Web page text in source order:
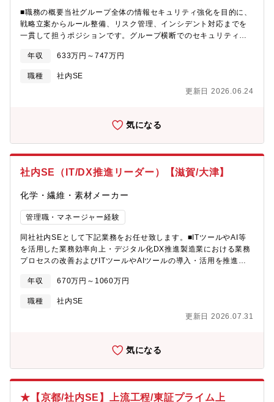
含むインフラ領域の強化を進めております。・インフラ、セキュ
リティ領域を中心にキャリアを積んでいただく事が可能です。・
同社全体のセキュリティ・インフラ領域推進における注力ソリュ
す。●ワークライフバランスを維持し働ける環境（全社平均残業時
革に取り組んでいます。【歓迎要件】・セキュリティ案件におい
て、顧客提案から要件定義等、上流工程の経験がある方・セキュ
■職務の概要当社グループ全体の情報セキュリティ強化を目的に、
戦略立案からルール整備、リスク管理、インシデント対応までを
一貫して担うポジションです。グループ横断でのセキュリティガ
に貢献していただきます。■組織のミッション当社グループにおけ
る情報セキュリティ戦略および中長期ロードマップを策定し、そ
の展開・施策の立案、実行、評価を担っています。事業拡大やデ
ジタル活用の進展に対応し、グループ全体で統一されたセキュリ
情報セキュリティ戦略の立案・関連規程・ガイドライン・方針の
報セキュリティ上の脅威・リスクへの対応・セキュリティインシ
リティ部■求人の背景事業領域の拡大やデジタル活用の加速に伴
重要となっています。今後のさらなる事業成長を支える基盤とし
て、関係会社を含めた高度化を推進するため、情報セキュリティ
担当部門の体制強化を目的として増員します。■求人の魅力・成長
産業での経験（半導体産業）。SCREENグループの業績は現在
2021年3月期から5期連続で最高益を更新しており、事業拡大期に
あります。将来性のある事業会社での経験ができます。・事業会
り■入社後想定されるキャリアパスSCREENグループにおける情
職ポジションもしくは専門職ポジションへの登用を目指していた
だきます。■職場の雰囲気20代～50代まで幅広い年齢層のメンバ
ウンドに関係なく、自由に意見を出し合えるフラットな職場環境
整っており、実力と意欲に応じて活躍の場を広げていただけま
年収 633万円～747万円
職種
社内SE
更新日 2026.06.24
気になる
社内SE（IT/DX推進リーダー）【滋賀/大津】
化学・繊維・素材メーカー
管理職・マネージャー経験
同社社内SEとして下記業務をお任せ致します。■ITツールやAI等
を活用した業務効率向上・デジタル化DX推進製造業における業務
プロセスの改善およびITツールやAIツールの導入・活用を推進す
ソリューションの選定・導入・定着までを一貫してご担当いただ
きます。・部門と協力（聞き取り等も含む）し、業務プロセスを
理解し改善を行うため、ITツールやAIツールを活用する。・ベン
ダーを交え、ツールやソリューションの選定、導入を行う。※一
例】・生産計画策定の効率化や自動化・特許などの知的財産情報
外の子会社を含むグループ全体のITシステムの企画・導入・運
らず、システムを活用して効率化や自動化、セキュリティ向上を
年収 670万円～1060万円
職種
社内SE
更新日 2026.07.31
気になる
★【京都/社内SE】上流工程/東証プライム上